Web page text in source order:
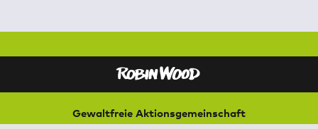
Gewaltfreie Aktionsgemeinschaft